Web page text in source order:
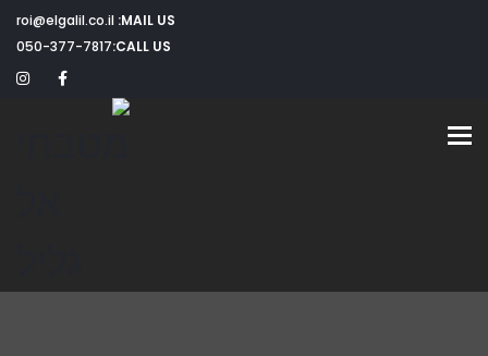
MAIL US:
CALL US:
050-377-7817
Toggle navigation